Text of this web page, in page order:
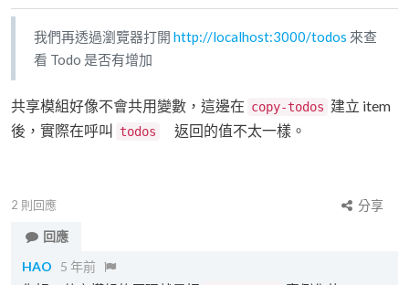
我們再透過瀏覽器打開 http://localhost:3000/todos 來查
看 Todo 是否有增加
共享模組好像不會共用變數，這邊在 copy-todos 建立 item
後，實際在呼叫
todos 返回的值不太一樣。
2 則回應
分享
回應
HAO
5 年前